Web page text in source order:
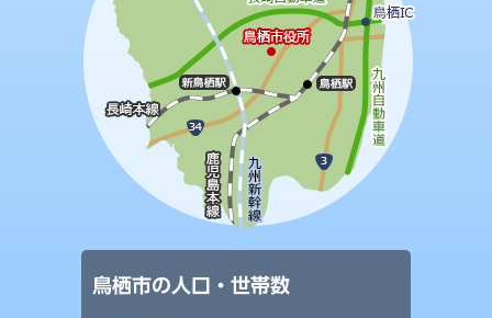
鳥栖市の人口・世帯数